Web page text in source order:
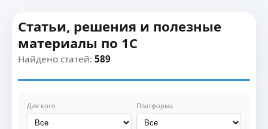
Статьи, решения и полезные
материалы по 1С
Найдено статей: 589
Для кого Платформа